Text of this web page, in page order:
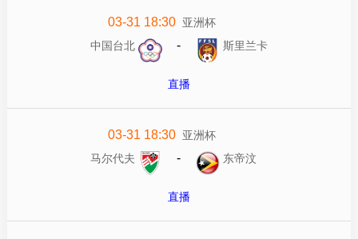
03-31 18:30 亚洲杯
中国台北
- 斯里兰卡
直播
03-31 18:30 亚洲杯
马尔代夫
- 东帝汶
直播